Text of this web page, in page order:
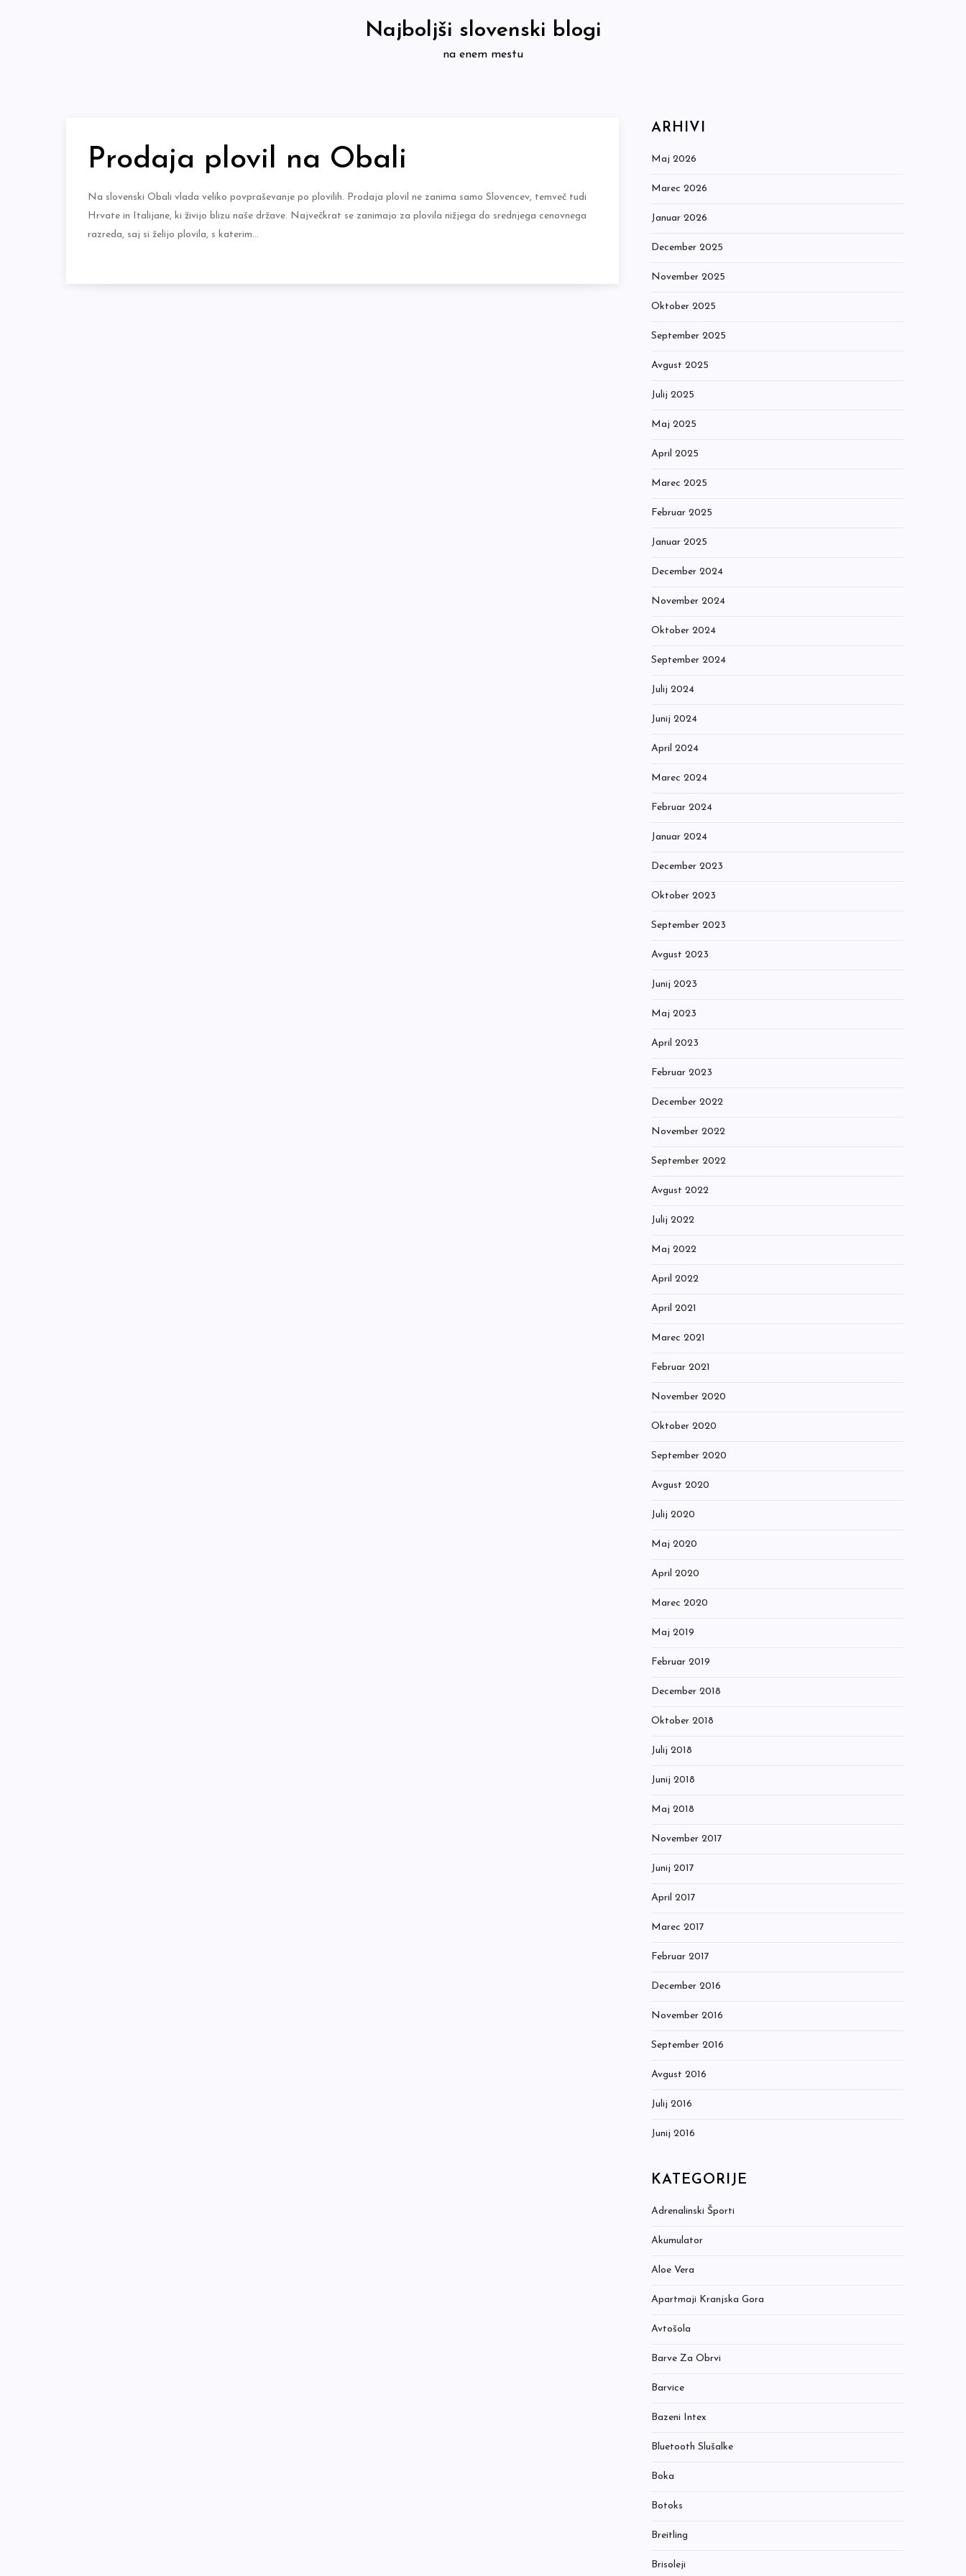
Najboljši slovenski blogi
na enem mestu
Prodaja plovil na Obali
Na slovenski Obali vlada veliko povpraševanje po plovilih. Prodaja plovil ne zanima samo Slovencev, temveč tudi
Hrvate in Italijane, ki živijo blizu naše države. Največkrat se zanimajo za plovila nižjega do srednjega cenovnega
razreda, saj si želijo plovila, s katerim…
ARHIVI
Maj 2026
Marec 2026
Januar 2026
December 2025
November 2025
Oktober 2025
September 2025
Avgust 2025
Julij 2025
Maj 2025
April 2025
Marec 2025
Februar 2025
Januar 2025
December 2024
November 2024
Oktober 2024
September 2024
Julij 2024
Junij 2024
April 2024
Marec 2024
Februar 2024
Januar 2024
December 2023
Oktober 2023
September 2023
Avgust 2023
Junij 2023
Maj 2023
April 2023
Februar 2023
December 2022
November 2022
September 2022
Avgust 2022
Julij 2022
Maj 2022
April 2022
April 2021
Marec 2021
Februar 2021
November 2020
Oktober 2020
September 2020
Avgust 2020
Julij 2020
Maj 2020
April 2020
Marec 2020
Maj 2019
Februar 2019
December 2018
Oktober 2018
Julij 2018
Junij 2018
Maj 2018
November 2017
Junij 2017
April 2017
Marec 2017
Februar 2017
December 2016
November 2016
September 2016
Avgust 2016
Julij 2016
Junij 2016
KATEGORIJE
Adrenalinski Športi
Akumulator
Aloe Vera
Apartmaji Kranjska Gora
Avtošola
Barve Za Obrvi
Barvice
Bazeni Intex
Bluetooth Slušalke
Boka
Botoks
Breitling
Brisoleji